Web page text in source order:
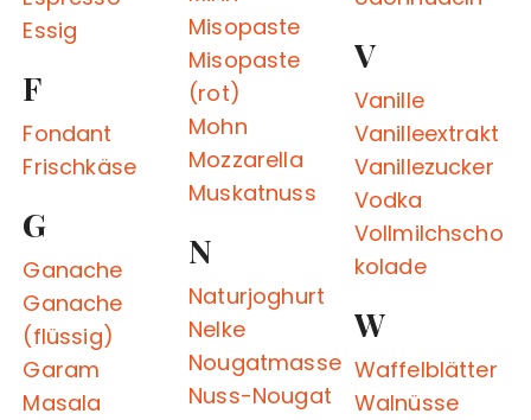
Essig
F
Fondant
Frischkäse
G
Ganache
Ganache
(flüssig)
Garam
Masala
Misopaste
Misopaste
(rot)
Mohn
Mozzarella
Muskatnuss
N
Naturjoghurt
Nelke
Nougatmasse
Nuss-Nougat
V
Vanille
Vanilleextrakt
Vanillezucker
Vodka
Vollmilchscho
kolade
W
Waffelblätter
Walnüsse